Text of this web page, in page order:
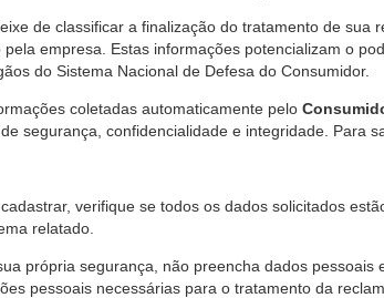
de classificar a finalização do tratamento de sua
pela empresa. Estas informações potencializam o
do Sistema Nacional de Defesa do Consumidor.
coletadas automaticamente pelo
segurança, confidencialidade e integridade. Para
verifique se todos os dados solicitados
relatado.
própria segurança, não preencha dados
pessoais necessárias para o tratamento da